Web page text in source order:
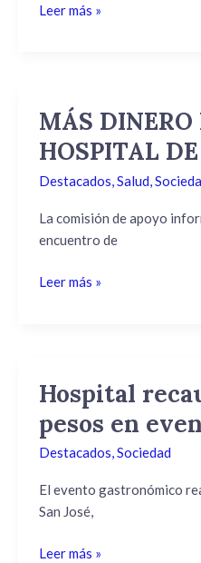
Leer más »
MÁS DINERO
HOSPITAL
Destacados Salud
La comisión de apoyo
encuentro de
MÁS
PARA
EL
DE
SAN
Leer más »
Hospital
pesos en
Destacados,Sociedad
El evento gastronómico
San José,
Hospital
recaudó
320
mil
en
evento
Leer más »